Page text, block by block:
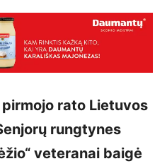
rato Lietuvos
rungtynes
veteranai baigė